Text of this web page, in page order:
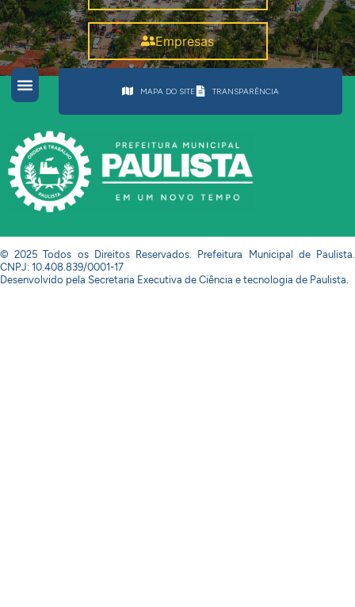
Empresas
MAPA DO SITE TRANSPARÊNCIA
© 2025 Todos os Direitos Reservados. Prefeitura Municipal de Paulista.
CNPJ: 10.408.839/0001-17
Desenvolvido pela Secretaria Executiva de Ciência e tecnologia de Paulista.